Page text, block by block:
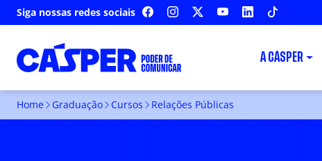
Siga nossas redes sociais FACEBOOKINSTAGRAM YOUTUBELINKEDIN
A CÁSPER
Home Graduação Cursos Relações Públicas
RELAÇÕES PÚBLICAS